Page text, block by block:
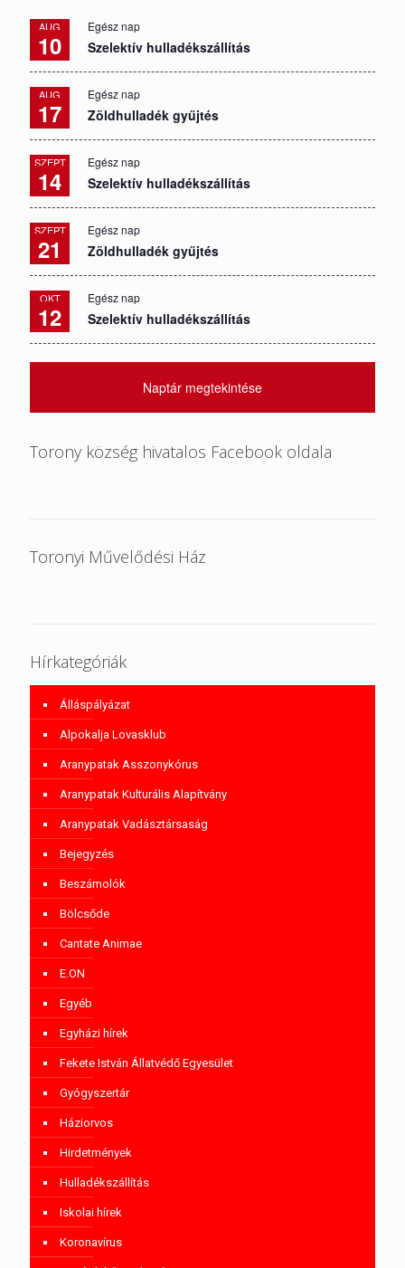
AUG
10
Egész nap
Szelektív hulladékszállítás
AUG
17
Egész nap
Zöldhulladék gyűjtés
SZEPT
14
Egész nap
Szelektív hulladékszállítás
SZEPT
21
Egész nap
Zöldhulladék gyűjtés
OKT
12
Egész nap
Szelektív hulladékszállítás
Naptár megtekintése
Torony község hivatalos Facebook oldala
Toronyi Művelődési Ház
Hírkategóriák
Álláspályázat
Alpokalja Lovasklub
Aranypatak Asszonykórus
Aranypatak Kulturális Alapítvány
Aranypatak Vadásztársaság
Bejegyzés
Beszámolók
Bölcsőde
Cantate Animae
E.ON
Egyéb
Egyházi hírek
Fekete István Állatvédő Egyesület
Gyógyszertár
Háziorvos
Hirdetmények
Hulladékszállítás
Iskolai hírek
Koronavírus